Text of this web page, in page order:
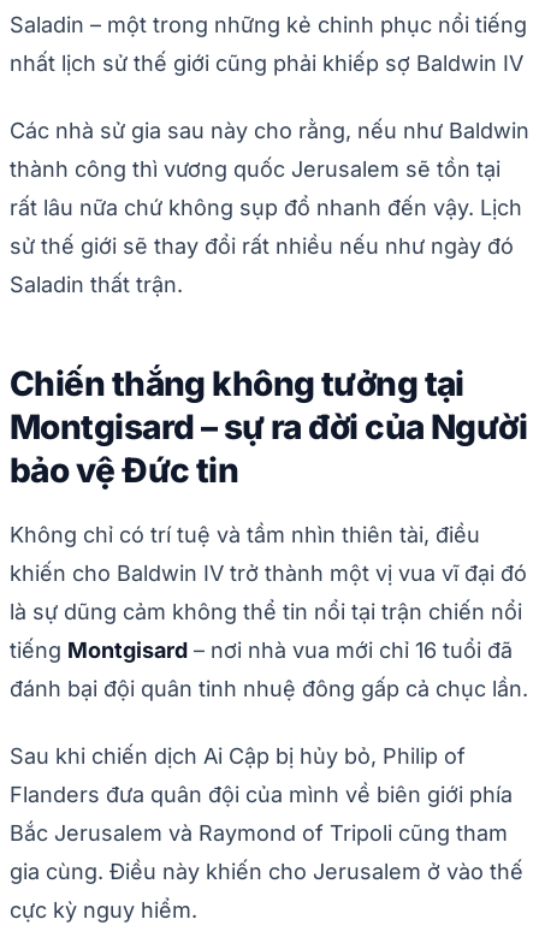
Saladin – một trong những kẻ chinh phục nổi tiếng
nhất lịch sử thế giới cũng phải khiếp sợ Baldwin IV
Các nhà sử gia sau này cho rằng, nếu như Baldwin
thành công thì vương quốc Jerusalem sẽ tồn tại
rất lâu nữa chứ không sụp đổ nhanh đến vậy. Lịch
sử thế giới sẽ thay đổi rất nhiều nếu như ngày đó
Saladin thất trận.
Chiến thắng không tưởng tại
Montgisard – sự ra đời của Người
bảo vệ Đức tin
Không chỉ có trí tuệ và tầm nhìn thiên tài, điều
khiến cho Baldwin IV trở thành một vị vua vĩ đại đó
là sự dũng cảm không thể tin nổi tại trận chiến nổi
tiếng Montgisard – nơi nhà vua mới chỉ 16 tuổi đã
đánh bại đội quân tinh nhuệ đông gấp cả chục lần.
Sau khi chiến dịch Ai Cập bị hủy bỏ, Philip of
Flanders đưa quân đội của mình về biên giới phía
Bắc Jerusalem và Raymond of Tripoli cũng tham
gia cùng. Điều này khiến cho Jerusalem ở vào thế
cực kỳ nguy hiểm.